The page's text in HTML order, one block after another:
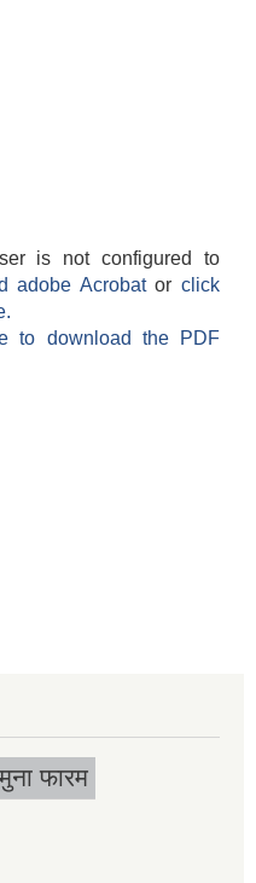
is not configured to
adobe Acrobatorclick
to download the PDF
फारम